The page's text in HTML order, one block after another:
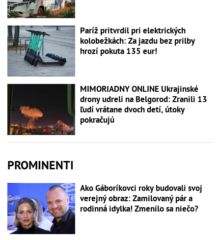
Paríž pritvrdil pri elektrických
kolobežkách: Za jazdu bez prilby
hrozí pokuta 135 eur!
MIMORIADNY ONLINE Ukrajinské
drony udreli na Belgorod: Zranili 13
ľudí vrátane dvoch detí, útoky
pokračujú
PROMINENTI
Ako Gáboríkovci roky budovali svoj
verejný obraz: Zamilovaný pár a
rodinná idylka! Zmenilo sa niečo?